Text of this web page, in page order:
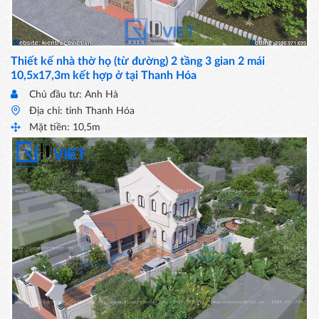
Thiết kế nhà thờ họ (từ đường) 2 tầng 3 gian 2 mái
10,5x17,3m kết hợp ở tại Thanh Hóa
Chủ đầu tư: Anh Hà
Địa chỉ: tỉnh Thanh Hóa
Mặt tiền: 10,5m